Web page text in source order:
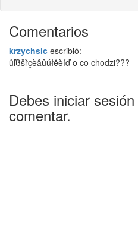
Comentarios
krzychsic escribió:
ůľßšřçèâûúłěèíď o co chodzi???
Debes iniciar
comentar.